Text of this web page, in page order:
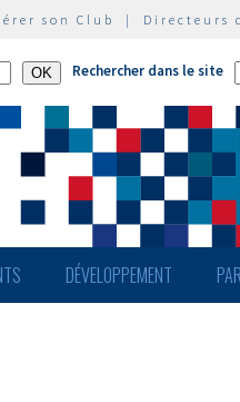
son Club | Directeurs
Rechercher dans le site
DÉVELOPPEMENT